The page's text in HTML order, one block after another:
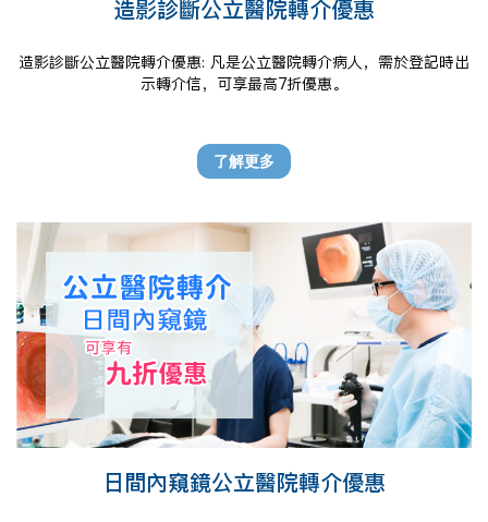
造影診斷公立醫院轉介優惠
造影診斷公立醫院轉介優惠: 凡是公立醫院轉介病人，需於登記時出
示轉介信，可享最高7折優惠。
了解更多
日間內窺鏡公立醫院轉介優惠